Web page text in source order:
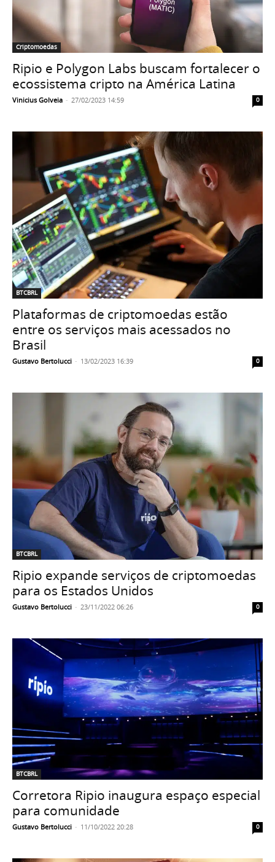
Criptomoedas
Ripio e Polygon Labs buscam fortalecer o
ecossistema cripto na América Latina
Vinicius Golveia - 27/02/2023 14:59 0
BTCBRL
Plataformas de criptomoedas estão
entre os serviços mais acessados no
Brasil
Gustavo Bertolucci - 13/02/2023 16:39 0
BTCBRL
Ripio expande serviços de criptomoedas
para os Estados Unidos
Gustavo Bertolucci - 23/11/2022 06:26 0
BTCBRL
Corretora Ripio inaugura espaço especial
para comunidade
Gustavo Bertolucci - 11/10/2022 20:28 0